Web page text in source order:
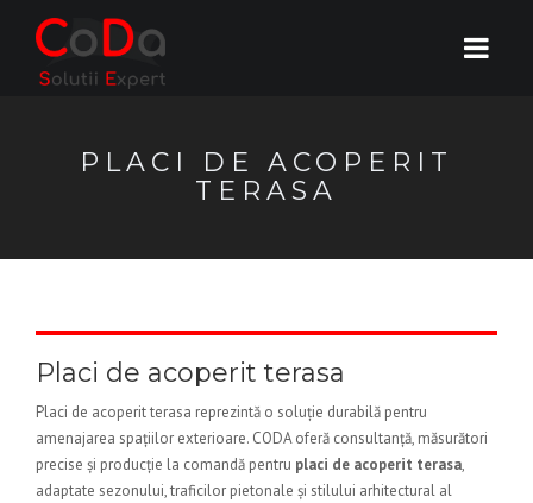
PLACI DE ACOPERIT
TERASA
Placi de acoperit terasa
Placi de acoperit terasa reprezintă o soluție durabilă pentru
amenajarea spațiilor exterioare. CODA oferă consultanță, măsurători
precise și producție la comandă pentru placi de acoperit terasa,
adaptate sezonului, traficilor pietonale și stilului arhitectural al